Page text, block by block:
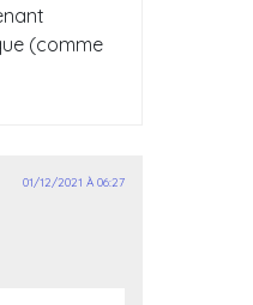
(comme
01/12/2021 À 06:27